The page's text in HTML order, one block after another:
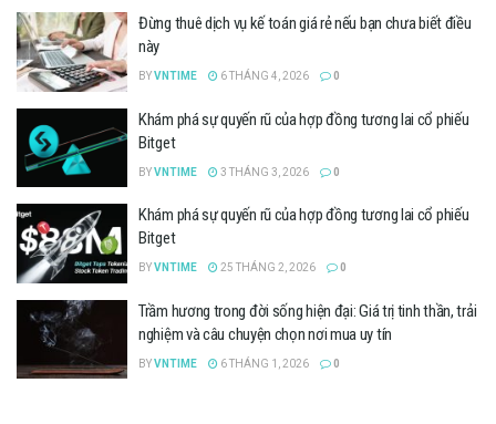
Đừng thuê dịch vụ kế toán giá rẻ nếu bạn chưa biết điều
này
BYVNTIME 6 THÁNG 4, 2026 0
Khám phá sự quyến rũ của hợp đồng tương lai cổ phiếu
Bitget
BYVNTIME 3 THÁNG 3, 2026 0
Khám phá sự quyến rũ của hợp đồng tương lai cổ phiếu
Bitget
BYVNTIME 25 THÁNG 2, 2026 0
Trầm hương trong đời sống hiện đại: Giá trị tinh thần, trải
nghiệm và câu chuyện chọn nơi mua uy tín
BYVNTIME 6 THÁNG 1, 2026 0